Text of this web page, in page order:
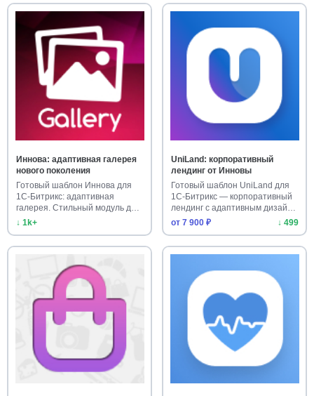
Иннова: адаптивная галерея
нового поколения
Готовый шаблон Иннова для
1С-Битрикс: адаптивная
галерея. Стильный модуль для
са…
↓ 1k+
UniLand: корпоративный
лендинг от Инновы
Готовый шаблон UniLand для
1С-Битрикс — корпоративный
лендинг с адаптивным дизай…
от 7 900 ₽
↓ 499